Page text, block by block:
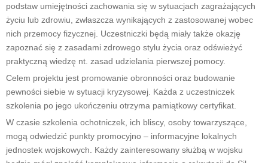
podstaw umiejętności zachowania się w sytuacjach zagrażających
życiu lub zdrowiu, zwłaszcza wynikających z zastosowanej wobec
nich przemocy fizycznej. Uczestniczki będą miały także okazję
zapoznać się z zasadami zdrowego stylu życia oraz odświeżyć
praktyczną wiedzę nt. zasad udzielania pierwszej pomocy.
Celem projektu jest promowanie obronności oraz budowanie
pewności siebie w sytuacji kryzysowej. Każda z uczestniczek
szkolenia po jego ukończeniu otrzyma pamiątkowy certyfikat.
W czasie szkolenia ochotniczek, ich bliscy, osoby towarzyszące,
mogą odwiedzić punkty promocyjno – informacyjne lokalnych
jednostek wojskowych. Każdy zainteresowany służbą w wojsku